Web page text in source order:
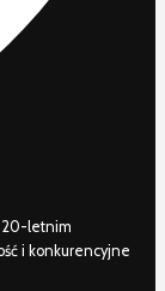
20-letnim
i konkurencyjne